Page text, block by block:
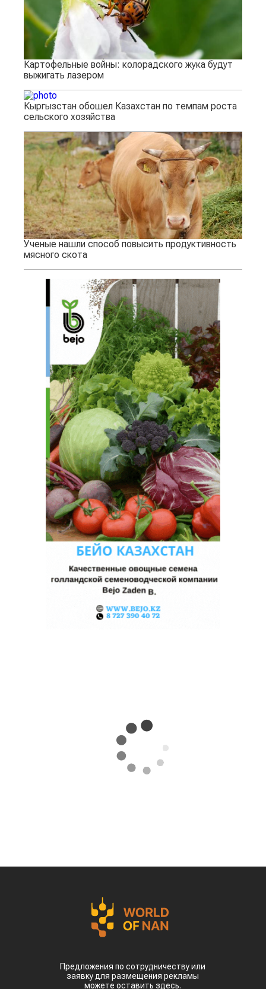
Картофельные войны: колорадского жука будут
выжигать лазером
Кыргызстан обошел Казахстан по темпам роста
сельского хозяйства
Ученые нашли способ повысить продуктивность
мясного скота
Предложения по сотрудничеству или
заявку для размещения рекламы
можете оставить здесь.